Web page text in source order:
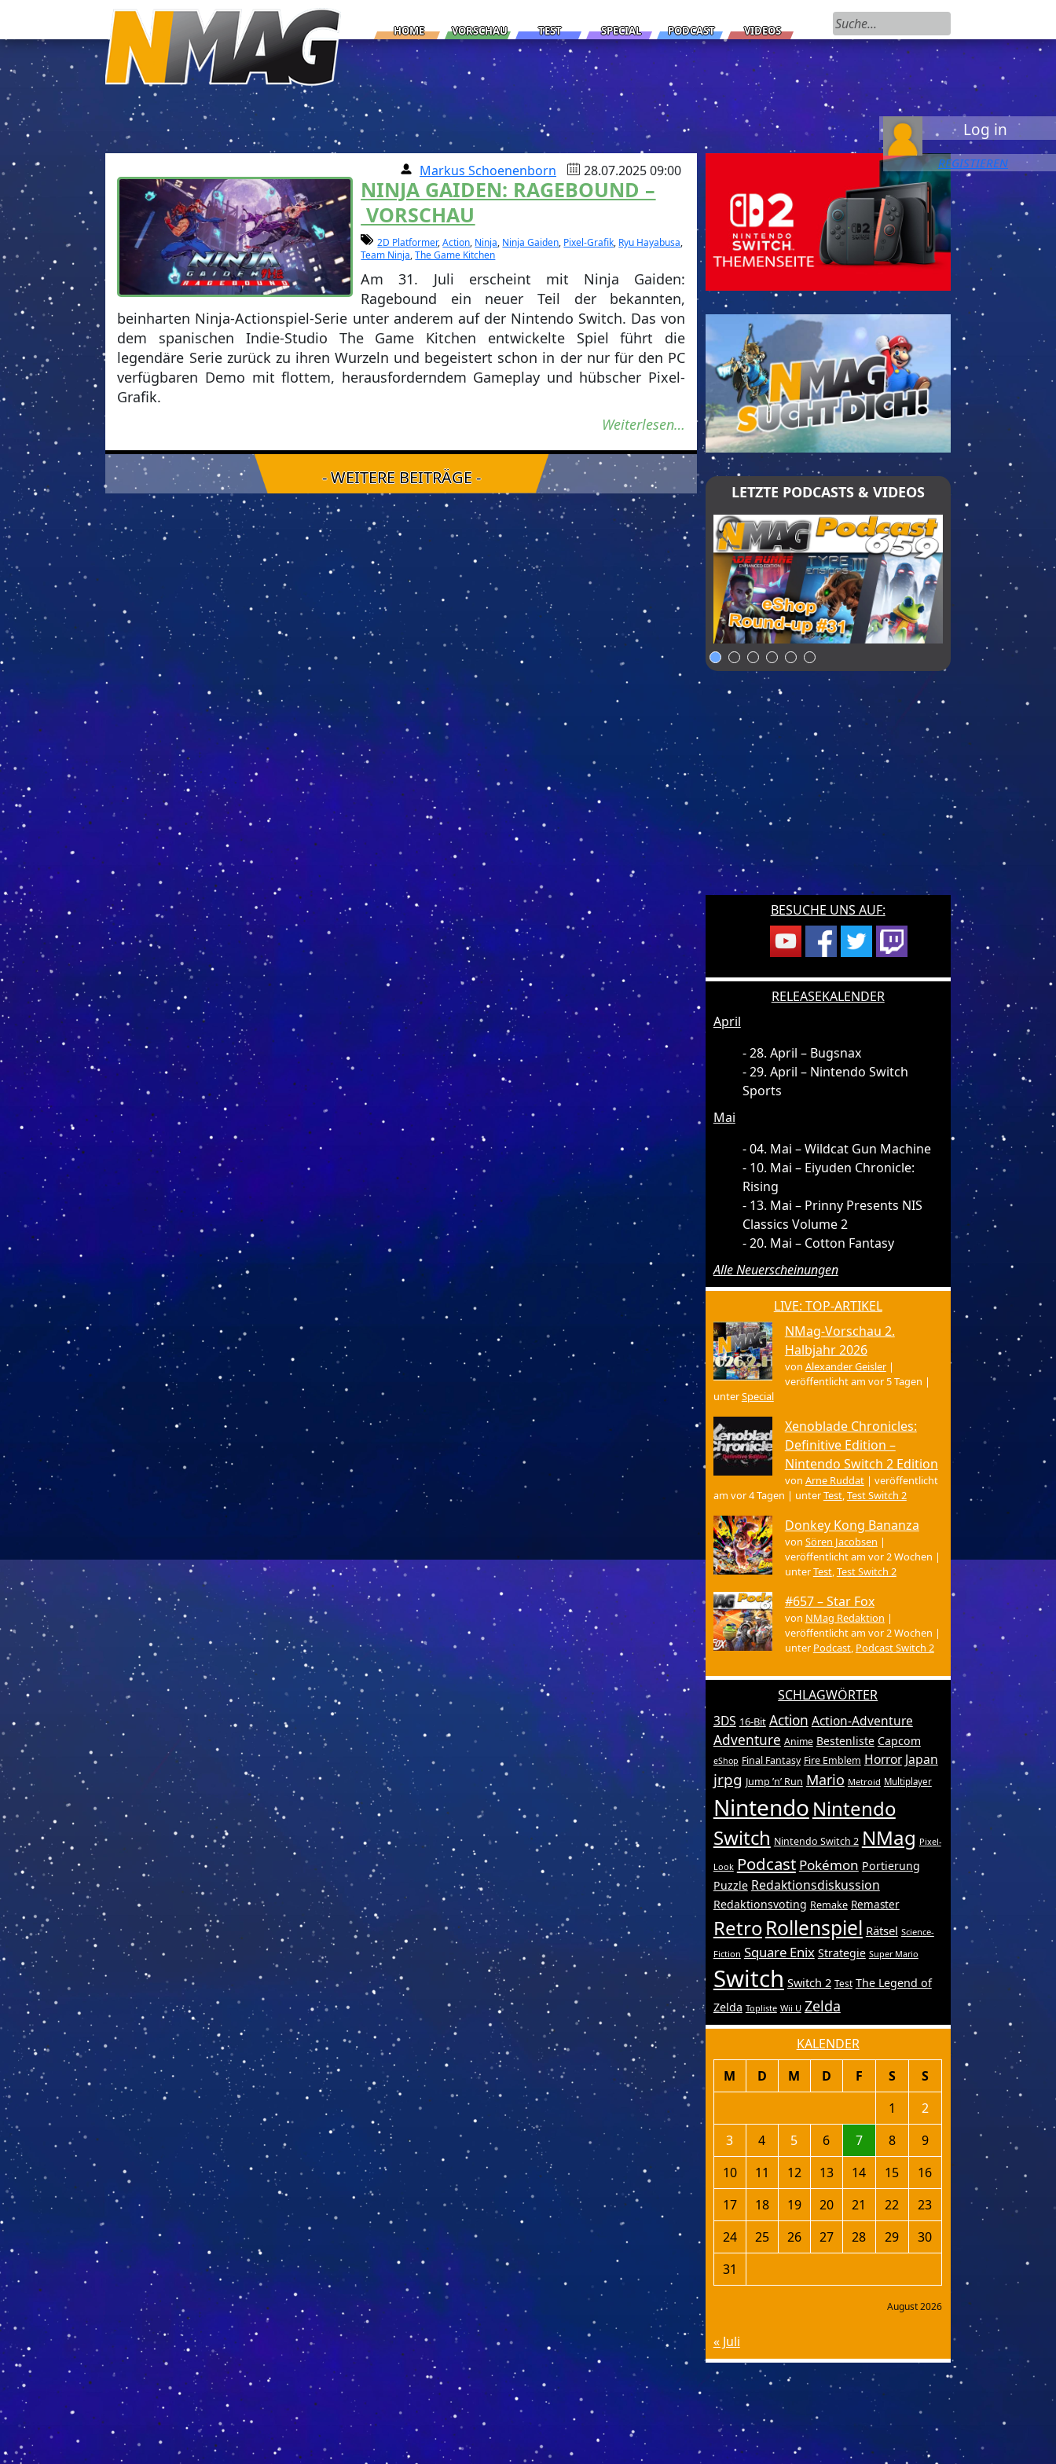
HOME VORSCHAU TEST SPECIAL PODCAST VIDEOS
Suchen nach:
Log in
REGISTIEREN
Markus Schoenenborn 28.07.2025 09:00
NINJA GAIDEN: RAGEBOUND –
VORSCHAU
2D Platformer,Action, Ninja, Ninja Gaiden, Pixel-Grafik, Ryu Hayabusa,
Team Ninja,The Game Kitchen
Am 31. Juli erscheint mit Ninja Gaiden:
Ragebound ein neuer Teil der bekannten,
beinharten Ninja-Actionspiel-Serie unter anderem auf der Nintendo Switch. Das von
dem spanischen Indie-Studio The Game Kitchen entwickelte Spiel führt die
legendäre Serie zurück zu ihren Wurzeln und begeistert schon in der nur für den PC
verfügbaren Demo mit flottem, herausforderndem Gameplay und hübscher Pixel-
Grafik.
Weiterlesen…
- WEITERE BEITRÄGE -
LETZTE PODCASTS & VIDEOS
BESUCHE UNS AUF:
RELEASEKALENDER
April
28. April – Bugsnax
29. April – Nintendo Switch
Sports
Mai
04. Mai – Wildcat Gun Machine
10. Mai – Eiyuden Chronicle:
Rising
13. Mai – Prinny Presents NIS
Classics Volume 2
20. Mai – Cotton Fantasy
Alle Neuerscheinungen
LIVE: TOP-ARTIKEL
NMag-Vorschau 2.
Halbjahr 2026
von Alexander Geisler|
veröffentlicht am vor 5 Tagen |
unterSpecial
Xenoblade Chronicles:
Definitive Edition –
Nintendo Switch 2 Edition
von Arne Ruddat| veröffentlicht
am vor 4 Tagen | unterTest,Test Switch 2
Donkey Kong Bananza
von Sören Jacobsen |
veröffentlicht am vor 2 Wochen |
unterTest,Test Switch 2
#657 – Star Fox
von NMag Redaktion |
veröffentlicht am vor 2 Wochen |
unter Podcast, Podcast Switch 2
SCHLAGWÖRTER
3DS 16-Bit Action Action-Adventure
Adventure Anime Bestenliste Capcom
eShop Final Fantasy Fire Emblem Horror Japan
jrpg Jump ’n’ Run Mario Metroid Multiplayer
Nintendo Nintendo
Switch Nintendo Switch 2 NMag Pixel-
Look Podcast Pokémon Portierung
Puzzle Redaktionsdiskussion
Redaktionsvoting Remake Remaster
RetroRollenspiel Rätsel Science-
Fiction Square Enix Strategie Super Mario
Switch Switch 2 Test The Legend of
Zelda Topliste Wii U Zelda
KALENDER
August 2026
M D M D F S
S
1
2
3
4 5 6 7 8
9
10
11 12 13 14 15
16
17
18 19 20 21 22
23
24
25 26 27 28 29
30
31
« Juli